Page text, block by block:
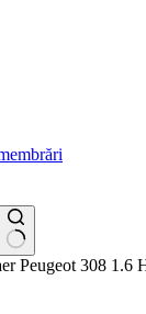
Peugeot 308 1.6